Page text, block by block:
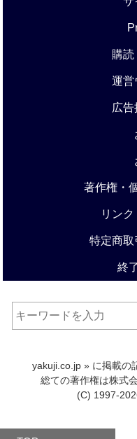
購読
運営
広
著作権・
リン
特定商取
終
yakuji.co.jp » に掲載の
総ての著作権は株式
(C) 1997-